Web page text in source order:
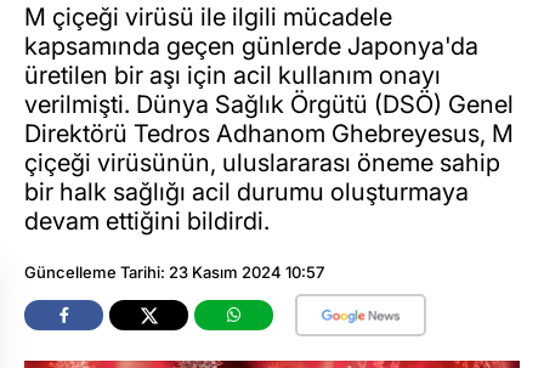
M çiçeği virüsü ile ilgili mücadele
kapsamında geçen günlerde Japonya'da
üretilen bir aşı için acil kullanım onayı
verilmişti. Dünya Sağlık Örgütü (DSÖ) Genel
Direktörü Tedros Adhanom Ghebreyesus, M
çiçeği virüsünün, uluslararası öneme sahip
bir halk sağlığı acil durumu oluşturmaya
devam ettiğini bildirdi.
Güncelleme Tarihi: 23 Kasım 2024 10:57